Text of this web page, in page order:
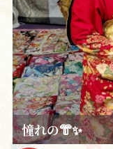
憧れの👘✨️